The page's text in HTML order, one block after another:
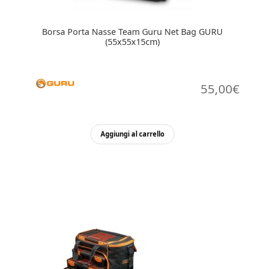
Borsa Porta Nasse Team Guru Net Bag GURU
(55x55x15cm)
55,00€
Aggiungi al carrello